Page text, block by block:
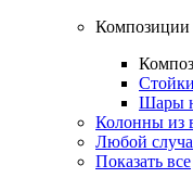
Композиции
Шары
Колонны из
Любой
Показать все